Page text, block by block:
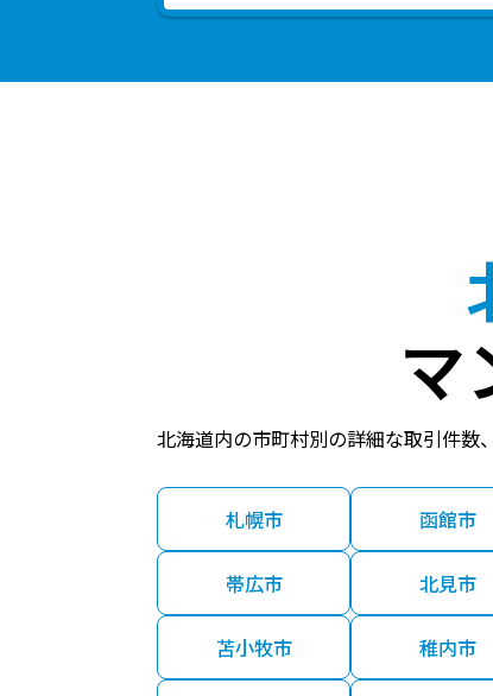
マ
北海道内の市町村別の詳細な取引件数
札幌市 函館市
帯広市 北見市
苫小牧市 稚内市